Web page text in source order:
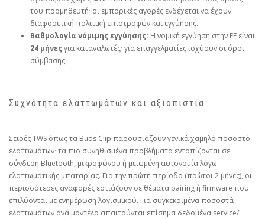
του προμηθευτή· οι εμπορικές αγορές ενδέχεται να έχουν
διαφορετική πολιτική επιστροφών και εγγύησης.
Βαθμολογία νόμιμης εγγύησης: Η νομική εγγύηση στην ΕΕ είναι
24 μήνεςγια καταναλωτές· για επαγγελματίες ισχύουν οι όροι
σύμβασης.
Συχνότητα ελαττωμάτων και αξιοπιστία
Σειρές TWS όπως τα Buds Clip παρουσιάζουν γενικά χαμηλό ποσοστό
ελαττωμάτων· τα πιο συνηθισμένα προβλήματα εντοπίζονται σε:
σύνδεση Bluetooth, μικροφώνου ή μειωμένη αυτονομία λόγω
ελαττωματικής μπαταρίας. Για την πρώτη περίοδο (πρώτοι 2 μήνες), οι
περισσότερες αναφορές εστιάζουν σε θέματα pairing ή firmware που
επιλύονται με ενημέρωση λογισμικού. Για συγκεκριμένα ποσοστά
ελαττωμάτων ανά μοντέλο απαιτούνται επίσημα δεδομένα service/